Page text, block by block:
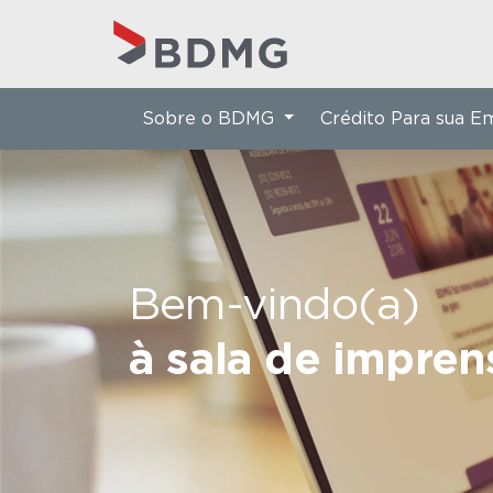
Bem-vindo(a)
à sala de
Sobre o BDMG Crédito Para sua